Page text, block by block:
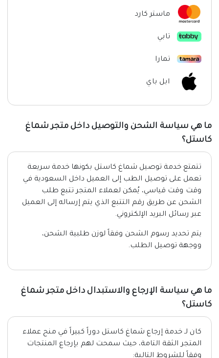
ماستر كارد
تابي
تمارا
ابل باي
ما هي سياسة الشحن والتوصيل داخل متجر شماغ
كاستل؟
تتمتع خدمة توصيل شماغ كاستل بكونها خدمة سريعة
تعمل على توصيل الطب إلى العميل داخل السعودية في
وقت وقت قياسي، يُمكن لعملاء المتجر تتبع طلب
الشحن عن طريق رقم التتبع الذي يتم إرساله إلى العميل
عبر رسائل البريد الإلكتروني.
يتم تحديد رسوم الشحن وفقاً لوزن طلبية الشحن،
ووجهة توصيل الطلب.
ما هي سياسة الإرجاع والاستبدال داخل متجر شماغ
كاستل؟
كان لـ خدمة إرجاع شماغ كاستل دوراً كبيراً في منح عملاء
المتجر الثقة التامة، حيث سمحت لهم بإرجاع المنتجات
وفقاً للشروط التالية: